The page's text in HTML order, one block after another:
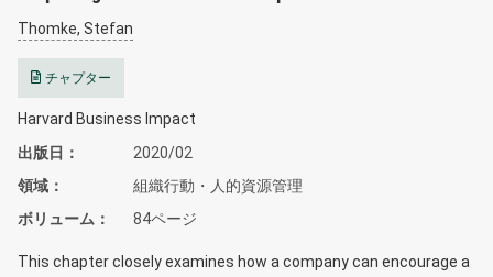
Thomke, Stefan
チャプター
Harvard Business Impact
出版日
2020/02
領域
組織行動・人的資源管理
ボリューム
84ページ
This chapter closely examines how a company can encourage a